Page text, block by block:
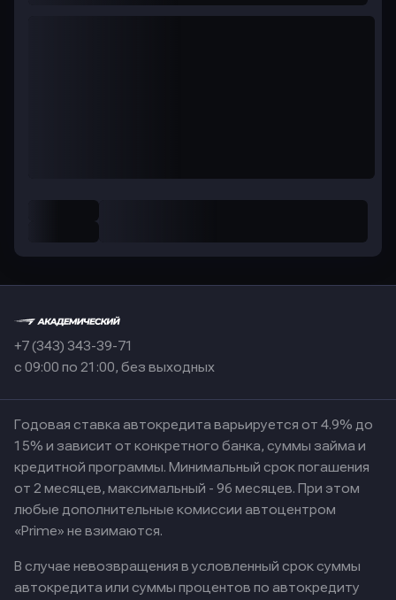
+7 (343) 343-39-71
с 09:00 по 21:00, без выходных
Годовая ставка автокредита варьируется от 4.9% до
15% и зависит от конкретного банка, суммы займа и
кредитной программы. Минимальный срок погашения
от 2 месяцев, максимальный - 96 месяцев. При этом
любые дополнительные комиссии автоцентром
«Prime» не взимаются.
В случае невозвращения в условленный срок суммы
автокредита или суммы процентов по автокредиту